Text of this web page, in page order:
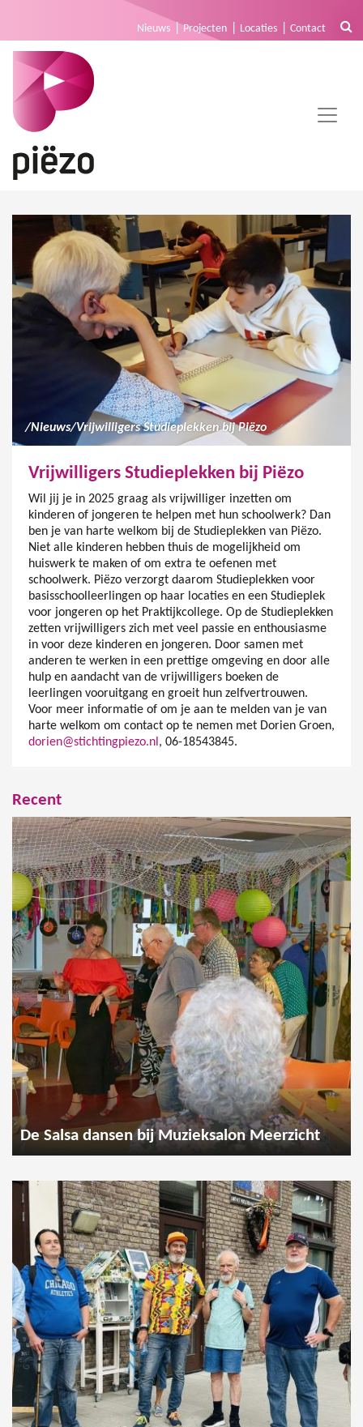
Nieuws Projecten Locaties Contact
/Nieuws/Vrijwilligers Studieplekken bij Piëzo
Vrijwilligers Studieplekken bij Piëzo
Wil jij je in 2025 graag als vrijwilliger inzetten om
kinderen of jongeren te helpen met hun schoolwerk? Dan
ben je van harte welkom bij de Studieplekken van Piëzo.
Niet alle kinderen hebben thuis de mogelijkheid om
huiswerk te maken of om extra te oefenen met
schoolwerk. Piëzo verzorgt daarom Studieplekken voor
basisschoolleerlingen op haar locaties en een Studieplek
voor jongeren op het Praktijkcollege. Op de Studieplekken
zetten vrijwilligers zich met veel passie en enthousiasme
in voor deze kinderen en jongeren. Door samen met
anderen te werken in een prettige omgeving en door alle
hulp en aandacht van de vrijwilligers boeken de
leerlingen vooruitgang en groeit hun zelfvertrouwen.
Voor meer informatie of om je aan te melden van je van
harte welkom om contact op te nemen met Dorien Groen,
dorien@stichtingpiezo.nl , 06-18543845.
Recent
De Salsa dansen bij Muzieksalon Meerzicht